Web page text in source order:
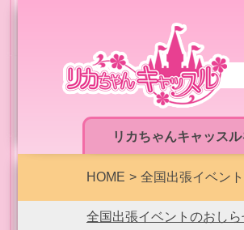
リカちゃんキャッスル
HOME 全国出張イベン
全国出張イベントのおしら